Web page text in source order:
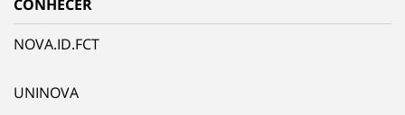
CONHECER
NOVA.ID.FCT
UNINOVA